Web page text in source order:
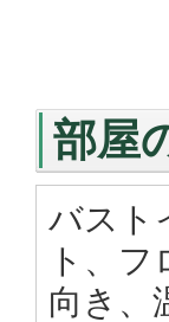
部屋
バスト
ト、
向き、